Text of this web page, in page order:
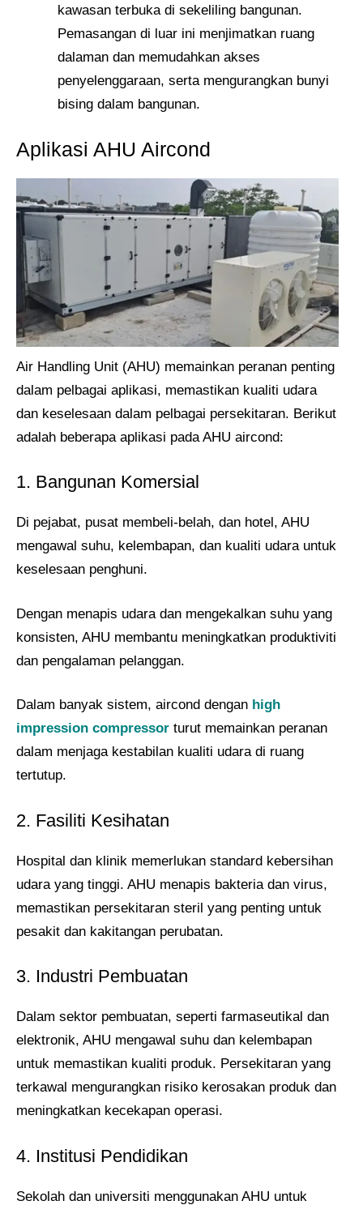
kawasan terbuka di sekeliling bangunan.
Pemasangan di luar ini menjimatkan ruang
dalaman dan memudahkan akses
penyelenggaraan, serta mengurangkan bunyi
bising dalam bangunan.
Aplikasi AHU Aircond
Air Handling Unit (AHU) memainkan peranan penting
dalam pelbagai aplikasi, memastikan kualiti udara
dan keselesaan dalam pelbagai persekitaran. Berikut
adalah beberapa aplikasi pada AHU aircond:
1. Bangunan Komersial
Di pejabat, pusat membeli-belah, dan hotel, AHU
mengawal suhu, kelembapan, dan kualiti udara untuk
keselesaan penghuni.
Dengan menapis udara dan mengekalkan suhu yang
konsisten, AHU membantu meningkatkan produktiviti
dan pengalaman pelanggan.
Dalam banyak sistem, aircond dengan high
impression compressor turut memainkan peranan
dalam menjaga kestabilan kualiti udara di ruang
tertutup.
2. Fasiliti Kesihatan
Hospital dan klinik memerlukan standard kebersihan
udara yang tinggi. AHU menapis bakteria dan virus,
memastikan persekitaran steril yang penting untuk
pesakit dan kakitangan perubatan.
3. Industri Pembuatan
Dalam sektor pembuatan, seperti farmaseutikal dan
elektronik, AHU mengawal suhu dan kelembapan
untuk memastikan kualiti produk. Persekitaran yang
terkawal mengurangkan risiko kerosakan produk dan
meningkatkan kecekapan operasi.
4. Institusi Pendidikan
Sekolah dan universiti menggunakan AHU untuk